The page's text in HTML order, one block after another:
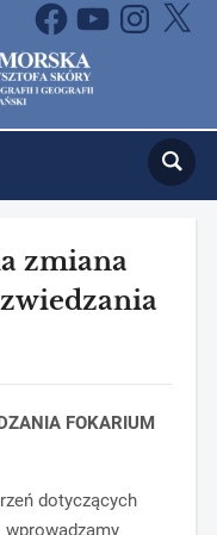
FacebookYouTubeInstagram
X
zmiana
FOKARIUM
dotyczących
wprowadzamy